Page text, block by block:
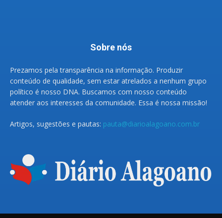
Sobre nós
Prezamos pela transparência na informação. Produzir
conteúdo de qualidade, sem estar atrelados a nenhum grupo
político é nosso DNA. Buscamos com nosso conteúdo
atender aos interesses da comunidade. Essa é nossa missão!
Artigos, sugestões e pautas: pauta@diarioalagoano.com.br